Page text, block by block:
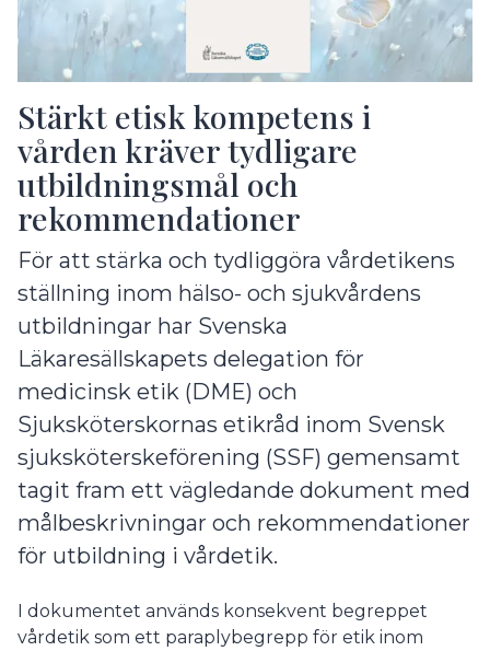
Stärkt etisk kompetens i
vården kräver tydligare
utbildningsmål och
rekommendationer
För att stärka och tydliggöra vårdetikens
ställning inom hälso- och sjukvårdens
utbildningar har Svenska
Läkaresällskapets delegation för
medicinsk etik (DME) och
Sjuksköterskornas etikråd inom Svensk
sjuksköterskeförening (SSF) gemensamt
tagit fram ett vägledande dokument med
målbeskrivningar och rekommendationer
för utbildning i vårdetik.
I dokumentet används konsekvent begreppet
vårdetik som ett paraplybegrepp för etik inom